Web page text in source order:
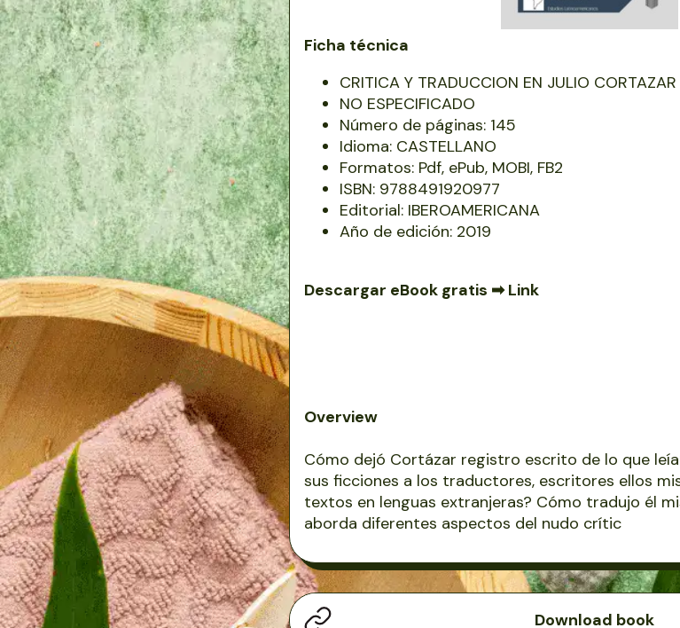
Ficha técnica
CRITICA Y TRADUCCION EN JULIO CORTAZAR
NO ESPECIFICADO
Número de páginas: 145
Idioma: CASTELLANO
Formatos: Pdf, ePub, MOBI, FB2
ISBN: 9788491920977
Editorial: IBEROAMERICANA
Año de edición: 2019
Descargar eBook gratis ➡Link
Overview
Cómo dejó Cortázar registro escrito de lo que
sus ficciones a los traductores, escritores ellos
textos en lenguas extranjeras? Cómo tradujo él
aborda diferentes aspectos del nudo crític
Download book